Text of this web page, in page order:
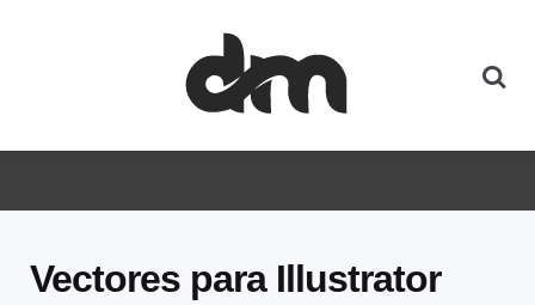
Vectores para Illustrator